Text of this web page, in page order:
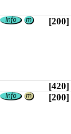
[200]
[420]
[200]